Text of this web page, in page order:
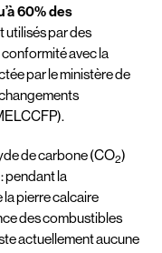
60% des
utilisés par des
avec la
par le ministère de
de carbone (CO2)
pendant la
pierre calcaire
des combustibles
actuellement aucune